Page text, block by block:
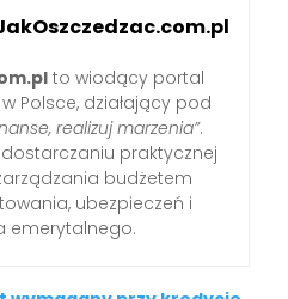
to wiodący portal
Polsce, działający pod
realizuj marzenia”.
praktycznej
budżetem
ubezpieczeń i
emerytalnego.